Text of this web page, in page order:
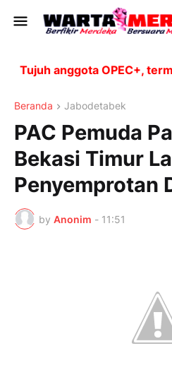
anggota OPEC+,
Beranda Jabodetabek
PAC Pemuda
Bekasi Timur
Penyemprotan
by Anonim - 11:51